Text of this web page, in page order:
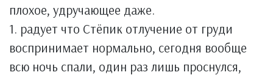
плохое, удручающее даже.
1. радует что Стёпик отлучение от груди
воспринимает нормально, сегодня вообще
всю ночь спали, один раз лишь проснулся,